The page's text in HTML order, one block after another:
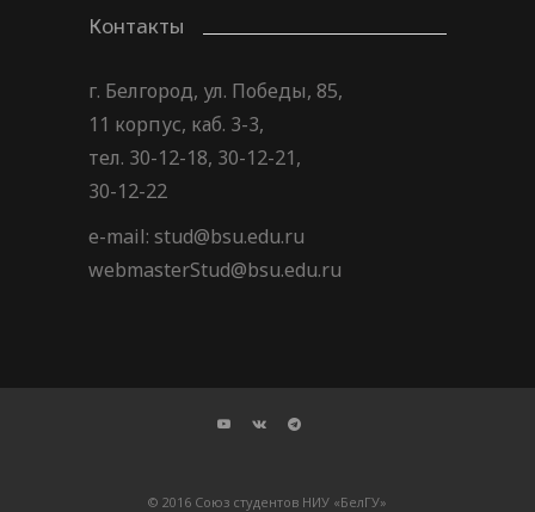
Контакты
г. Белгород, ул. Победы, 85,
11 корпус, каб. 3-3,
тел. 30-12-18, 30-12-21,
30-12-22
e-mail: stud@bsu.edu.ru
webmasterStud@bsu.edu.ru
© 2016 Союз студентов НИУ «БелГУ»